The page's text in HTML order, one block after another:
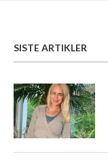
SISTE ARTIKLER